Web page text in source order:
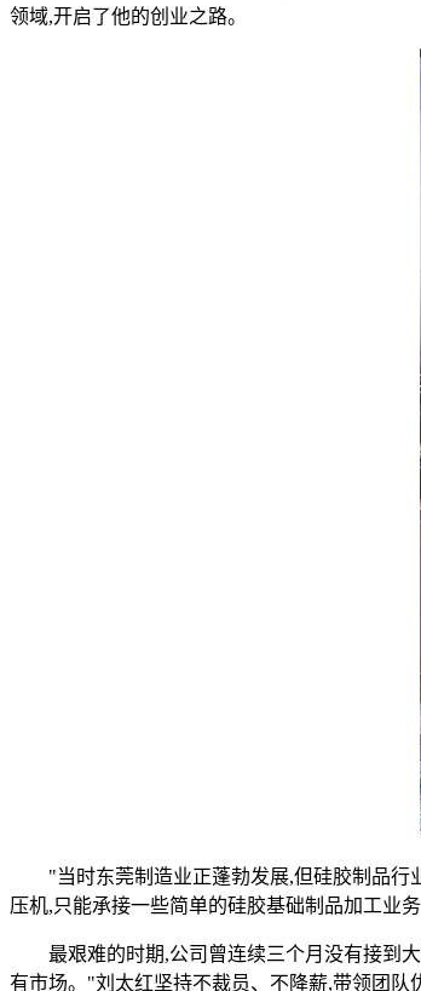
领域,开启了他的创业之路。
"当时东莞制造业正蓬勃发展,但硅胶制品
压机,只能承接一些简单的硅胶基础制品加工业
最艰难的时期,公司曾连续三个月没有接到
有市场。"刘太红坚持不裁员、不降薪,带领团队